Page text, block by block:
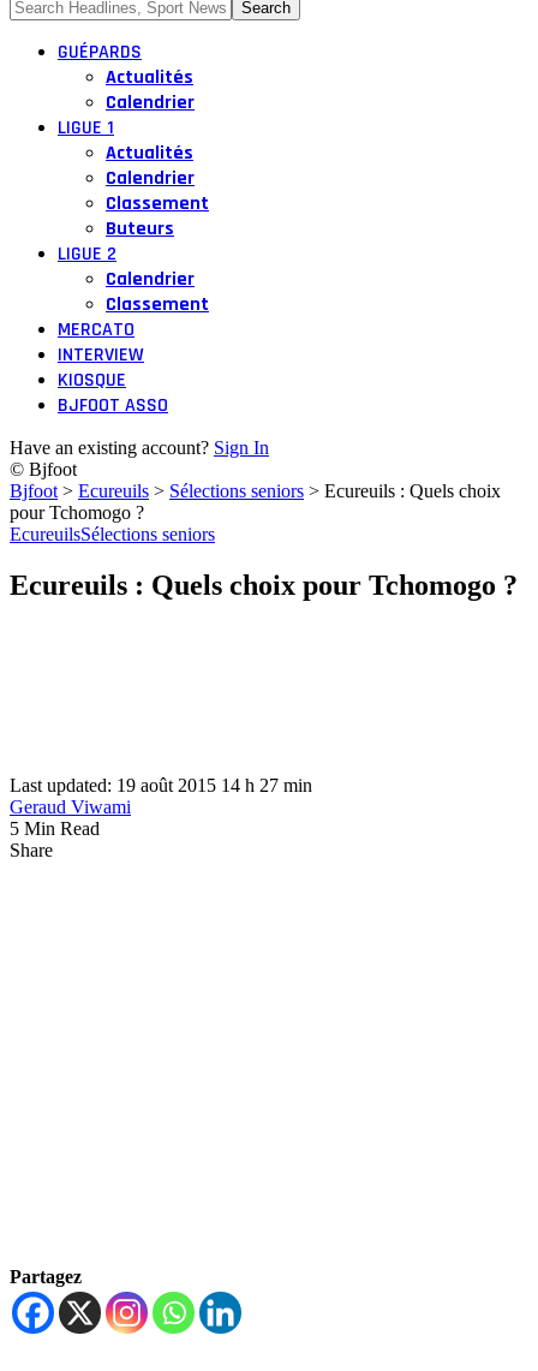
GUÉPARDS
Actualités
Calendrier
LIGUE 1
Actualités
Calendrier
Classement
Buteurs
LIGUE 2
Calendrier
Classement
MERCATO
INTERVIEW
KIOSQUE
BJFOOT ASSO
Have an existing account? Sign In
© Bjfoot
Bjfoot > Ecureuils > Sélections seniors > Ecureuils : Quels choix
pour Tchomogo ?
EcureuilsSélections seniors
Ecureuils : Quels choix pour Tchomogo ?
Last updated: 19 août 2015 14 h 27 min
Geraud Viwami
5 Min Read
Share
Partagez